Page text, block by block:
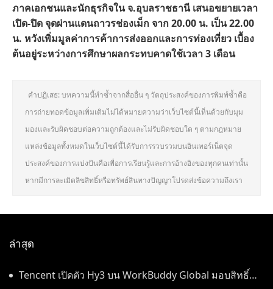
ภาคเอกชนและนักธุรกิจใน จ.อุบลราชธานี เสนอขยายเวลา
เปิด-ปิด จุดผ่านแดนถาวรช่องเม็ก จาก 20.00 น. เป็น 22.00
น. หวังเพิ่มมูลค่าการค้าการส่งออกและการท่องเที่ยว เบื้อง
ต้นอยู่ระหว่างการศึกษาผลกระทบคาดใช้เวลา 3 เดือน
คำปฏิเสธ: บทความนี้ทำซ้ำจากสื่ออื่น ๆ วัตถุประสงค์ของการพิมพ์ซ้ำคือ
การถ่ายทอดข้อมูลเพิ่มเติมไม่ได้หมายความว่าเว็บไซต์นี้เห็นด้วยกับมุม
มองและรับผิดชอบต่อความถูกต้องและไม่รับผิดชอบใด ๆ ตามกฎหมาย
แหล่งข้อมูลทั้งหมดในเว็บไซต์นี้ได้รับการรวบรวมบนอินเทอร์เน็ตจุด
ประสงค์ของการแบ่งปันคือเพื่อการเรียนรู้และการอ้างอิงของทุกคนเท่านั้น
หากมีการละเมิดลิขสิทธิ์หรือทรัพย์สินทางปัญญาโปรดส่งข้อความถึงเรา
ล่าสุด
Tencent เปิดตัว Hy3 บน WorkBuddy Global มอบสิทธิ์